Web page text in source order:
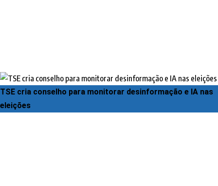
TSE cria conselho para monitorar desinformação e IA nas
eleições